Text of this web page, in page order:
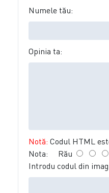
Numele tău:
Opinia ta:
Notă: Codul HTML
Nota: Rău
Introdu codul din